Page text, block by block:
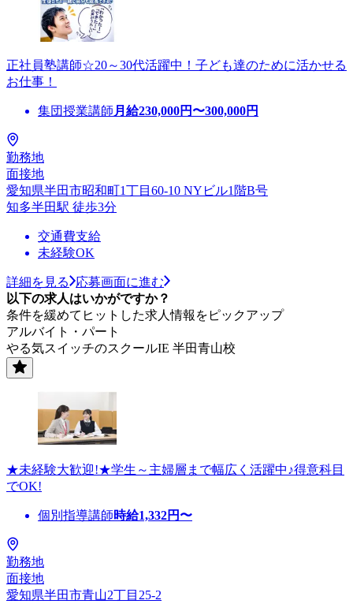
正社員塾講師☆20～30代活躍中！子ども達のために活かせる
お仕事！
集団授業講師 月給230,000円〜300,000円
勤務地
面接地
愛知県半田市昭和町1丁目60-10 NYビル1階B号
知多半田駅 徒歩3分
交通費支給
未経験OK
詳細を見る
応募画面に進む
以下の求人はいかがですか？
条件を緩めてヒットした求人情報をピックアップ
アルバイト・パート
やる気スイッチのスクールIE 半田青山校
★未経験大歓迎!★学生～主婦層まで幅広く活躍中♪得意科目
でOK!
個別指導講師時給1,332円〜
勤務地
面接地
愛知県半田市青山2丁目25-2